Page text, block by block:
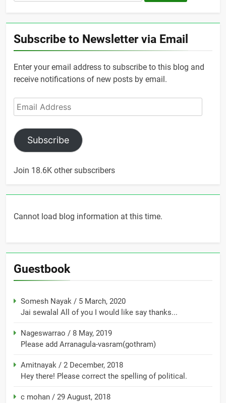
for:
Subscribe to Newsletter via Email
Enter your email address to subscribe to this blog and
receive notifications of new posts by email.
Email
Address
Subscribe
Join 18.6K other subscribers
Cannot load blog information at this time.
Guestbook
Somesh Nayak / 5 March, 2020
Jai sewalal All of you I would like say thanks...
Nageswarrao / 8 May, 2019
Please add Arranagula-vasram(gothram)
Amitnayak / 2 December, 2018
Hey there! Please correct the spelling of political.
c mohan / 29 August, 2018